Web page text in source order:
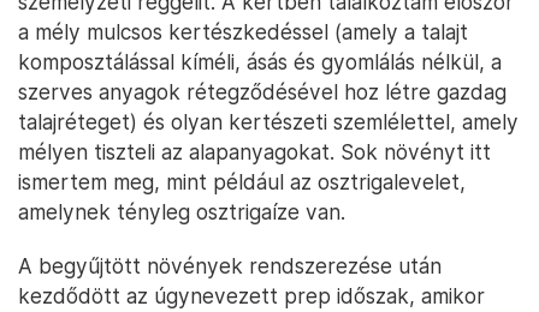
a mély mulcsos kertészkedéssel (amely a talajt
komposztálással kíméli, ásás és gyomlálás nélkül, a
szerves anyagok rétegződésével hoz létre gazdag
talajréteget) és olyan kertészeti szemlélettel, amely
mélyen tiszteli az alapanyagokat. Sok növényt itt
ismertem meg, mint például az osztrigalevelet,
amelynek tényleg osztrigaíze van.
A begyűjtött növények rendszerezése után
kezdődött az úgynevezett prep időszak, amikor